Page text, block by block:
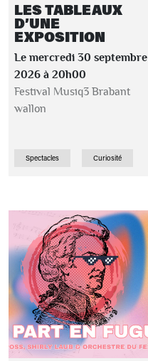
LES TABLEAUX
D’UNE
EXPOSITION
Le mercredi 30 septembre
2026 à 20h00
Festival Musiq3 Brabant
wallon
Spectacles Curiosité